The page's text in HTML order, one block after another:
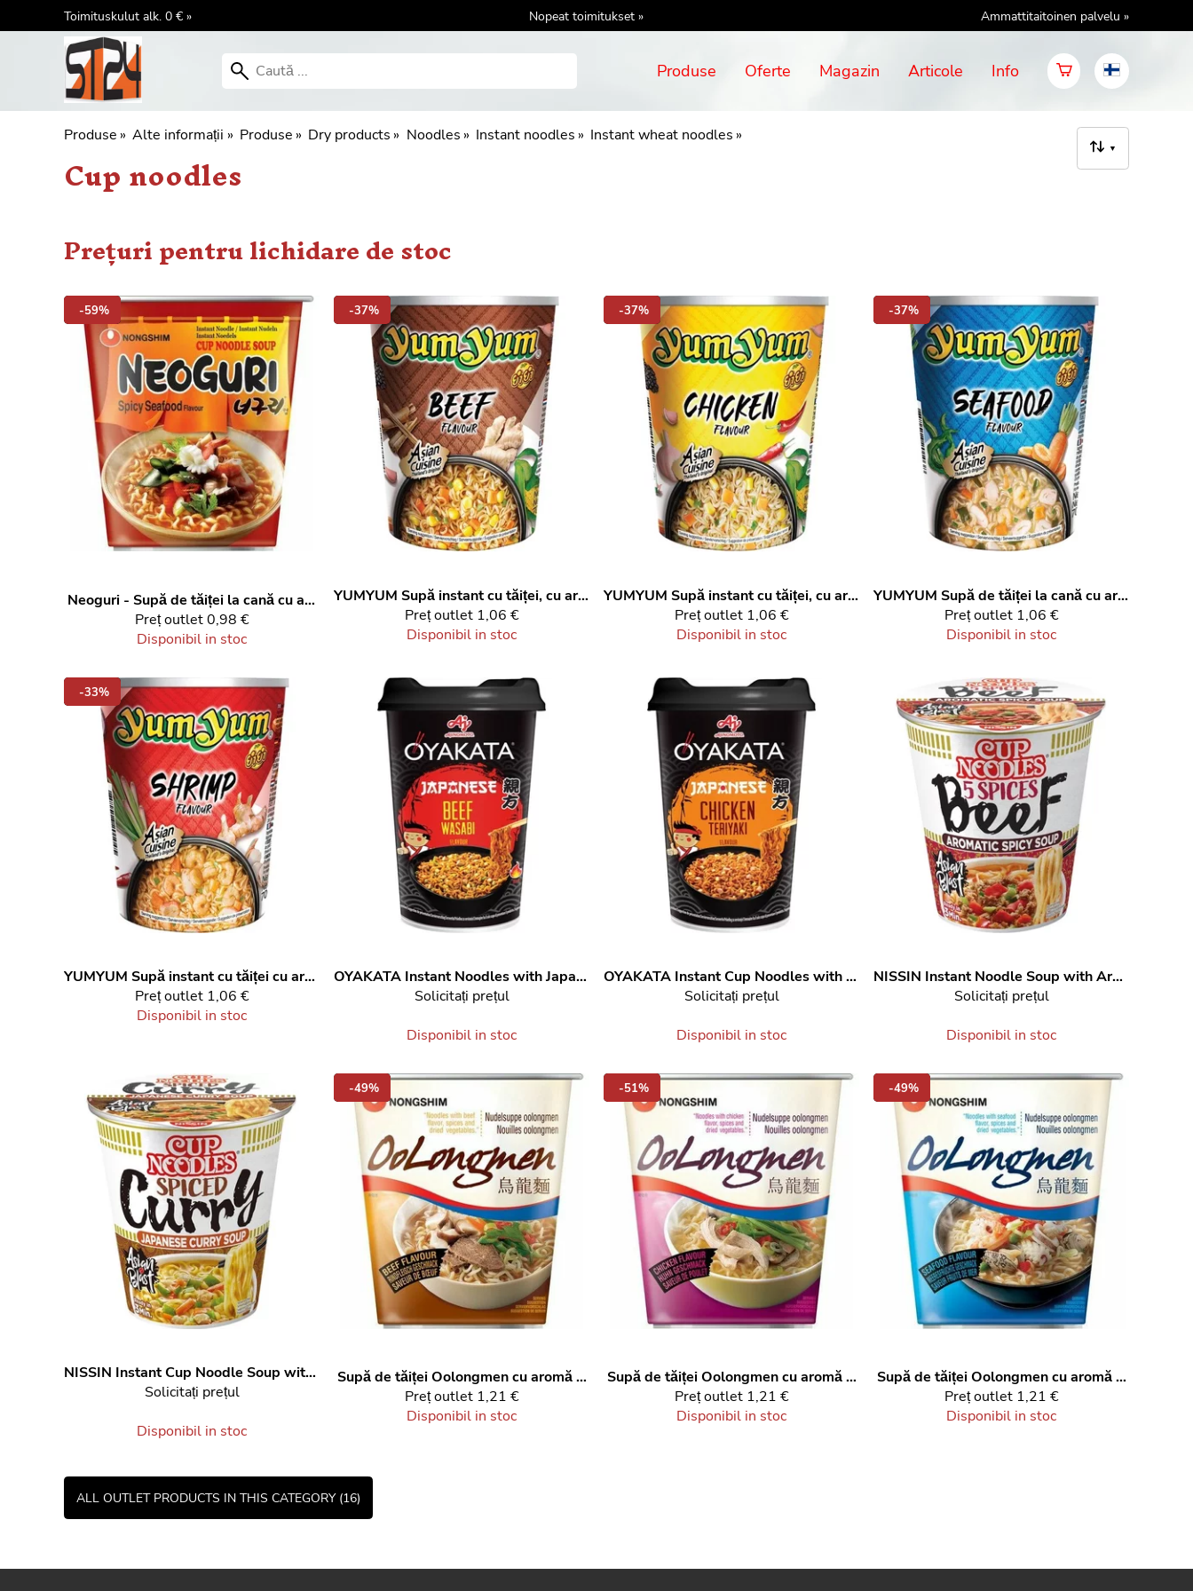
Toimituskulut alk. 0 € » Nopeat toimitukset » Ammattitaitoinen palvelu »
Produse Oferte Magazin Articole Info
Produse ‪» Alte informații ‪» Produse ‪» Dry products ‪» Noodles ‪» Instant noodles ‪» Instant wheat noodles ‪»
▼
Cup noodles
Prețuri pentru lichidare de stoc
-59%
Neoguri - Supă de tăiței la cană cu aromă de fructe de mare 62 g
Preț outlet0,98 €
Disponibil in stoc
-37%
YUMYUM
Supă instant cu tăiței, cu aromă de vită, la cană, 70 g
Preț outlet1,06 €
Disponibil in stoc
-37%
YUMYUM
Supă instant cu tăiței, cu aromă de pui, la cană, 60 g
Preț outlet1,06 €
Disponibil in stoc
-37%
YUMYUM
Supă de tăiței la cană cu aromă de fructe de mare 70 g
Preț outlet1,06 €
Disponibil in stoc
-33%
YUMYUM
Supă instant cu tăiței cu aromă de creveți, la cană, 70 g
Preț outlet1,06 €
Disponibil in stoc
OYAKATA
Instant Noodles with Japanese Wasabi & Beef Flavour 93 g
Solicitați prețul
Disponibil in stoc
OYAKATA
Instant Cup Noodles with Japanese Teriyaki Chicken Flavour 96 g
Solicitați prețul
Disponibil in stoc
NISSIN
Instant Noodle Soup with Aromatic 5 Spices Beef Flavour 63 g
Solicitați prețul
Disponibil in stoc
NISSIN
Instant Cup Noodle Soup with Japanese Curry Flavour 67 g
Solicitați prețul
Disponibil in stoc
-49%
Supă de tăiței Oolongmen cu aromă de vită 75 g
Preț outlet1,21 €
Disponibil in stoc
-51%
Supă de tăiței Oolongmen cu aromă de pui 75 g
Preț outlet1,21 €
Disponibil in stoc
-49%
Supă de tăiței Oolongmen cu aromă de fructe de mare 75 g
Preț outlet1,21 €
Disponibil in stoc
ALL OUTLET PRODUCTS IN THIS CATEGORY (16)